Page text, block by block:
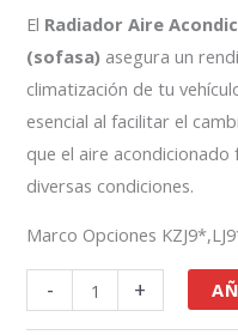
El Radiador Aire
(sofasa) asegura un
climatización de tu
esencial al facilitar el
que el aire
diversas condiciones.
Marco Opciones
- +